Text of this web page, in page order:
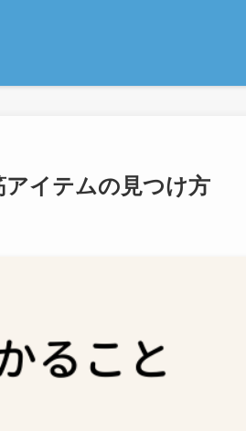
アイテムの見つけ方